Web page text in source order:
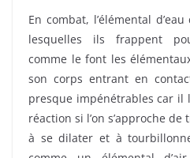
En combat, l’élémental
lesquelles ils frappent
comme le font les
son corps entrant en
presque impénétrables car il
réaction si l’on s’approche
à se dilater et à